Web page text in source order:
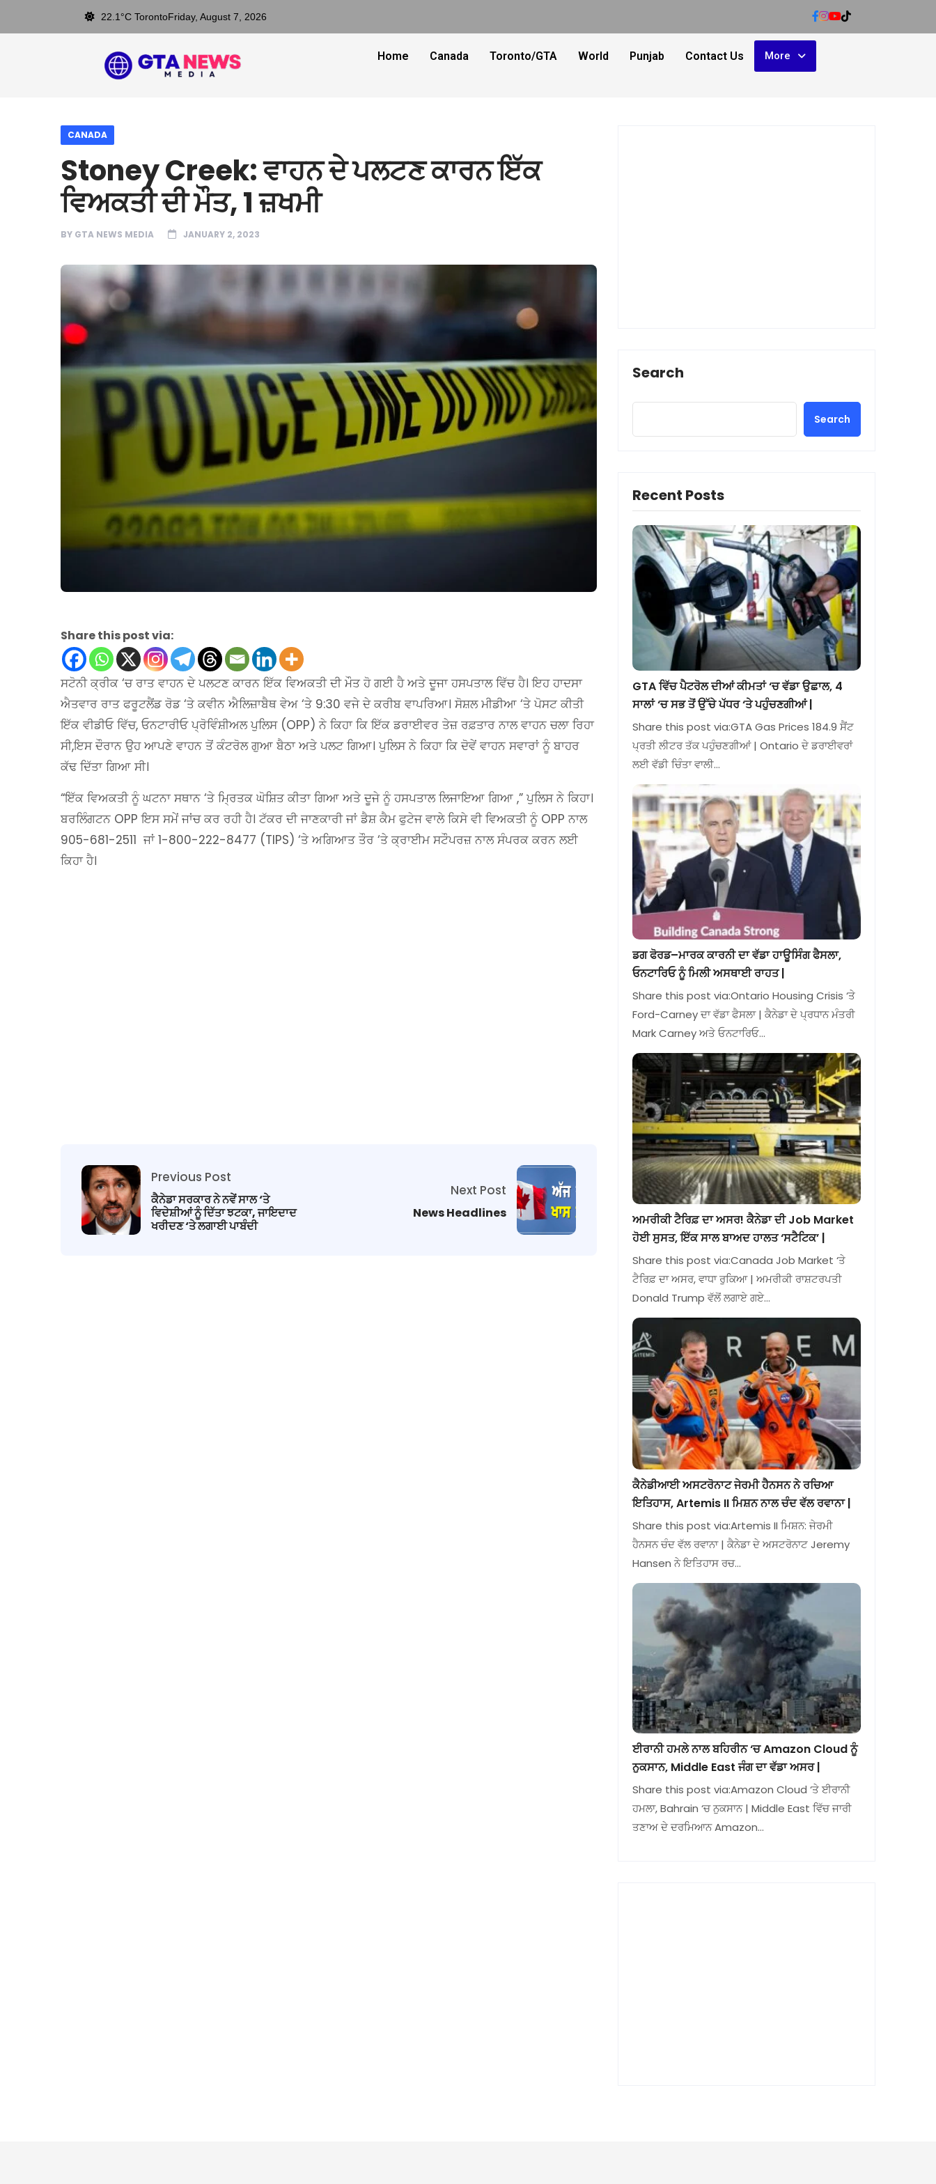
22.1°C TorontoFriday, August 7, 2026
Home Canada Toronto/GTA World Punjab Contact Us More
CANADA
Stoney Creek: ਵਾਹਨ ਦੇ ਪਲਟਣ ਕਾਰਨ ਇੱਕ
ਵਿਅਕਤੀ ਦੀ ਮੌਤ, 1 ਜ਼ਖਮੀ
BY GTA NEWS MEDIA JANUARY 2, 2023
Share this post via:
ਸਟੋਨੀ ਕ੍ਰੀਕ ‘ਚ ਰਾਤ ਵਾਹਨ ਦੇ ਪਲਟਣ ਕਾਰਨ ਇੱਕ ਵਿਅਕਤੀ ਦੀ ਮੌਤ ਹੋ ਗਈ ਹੈ ਅਤੇ ਦੂਜਾ ਹਸਪਤਾਲ ਵਿੱਚ ਹੈ। ਇਹ ਹਾਦਸਾ
ਐਤਵਾਰ ਰਾਤ ਫਰੂਟਲੈਂਡ ਰੋਡ ‘ਤੇ ਕਵੀਨ ਐਲਿਜ਼ਾਬੈਥ ਵੇਅ ‘ਤੇ 9:30 ਵਜੇ ਦੇ ਕਰੀਬ ਵਾਪਰਿਆ। ਸੋਸ਼ਲ ਮੀਡੀਆ ‘ਤੇ ਪੋਸਟ ਕੀਤੀ
ਇੱਕ ਵੀਡੀਓ ਵਿੱਚ, ਓਨਟਾਰੀਓ ਪ੍ਰੋਵਿੰਸ਼ੀਅਲ ਪੁਲਿਸ (OPP) ਨੇ ਕਿਹਾ ਕਿ ਇੱਕ ਡਰਾਈਵਰ ਤੇਜ਼ ਰਫ਼ਤਾਰ ਨਾਲ ਵਾਹਨ ਚਲਾ ਰਿਹਾ
ਸੀ,ਇਸ ਦੌਰਾਨ ਉਹ ਆਪਣੇ ਵਾਹਨ ਤੋਂ ਕੰਟਰੋਲ ਗੁਆ ਬੈਠਾ ਅਤੇ ਪਲਟ ਗਿਆ। ਪੁਲਿਸ ਨੇ ਕਿਹਾ ਕਿ ਦੋਵੇਂ ਵਾਹਨ ਸਵਾਰਾਂ ਨੂੰ ਬਾਹਰ
ਕੱਢ ਦਿੱਤਾ ਗਿਆ ਸੀ।
“ਇੱਕ ਵਿਅਕਤੀ ਨੂੰ ਘਟਨਾ ਸਥਾਨ ‘ਤੇ ਮ੍ਰਿਤਕ ਘੋਸ਼ਿਤ ਕੀਤਾ ਗਿਆ ਅਤੇ ਦੂਜੇ ਨੂੰ ਹਸਪਤਾਲ ਲਿਜਾਇਆ ਗਿਆ ,” ਪੁਲਿਸ ਨੇ ਕਿਹਾ।
ਬਰਲਿੰਗਟਨ OPP ਇਸ ਸਮੇਂ ਜਾਂਚ ਕਰ ਰਹੀ ਹੈ। ਟੱਕਰ ਦੀ ਜਾਣਕਾਰੀ ਜਾਂ ਡੈਸ਼ ਕੈਮ ਫੁਟੇਜ ਵਾਲੇ ਕਿਸੇ ਵੀ ਵਿਅਕਤੀ ਨੂੰ OPP ਨਾਲ
905-681-2511 ਜਾਂ 1-800-222-8477 (TIPS) ‘ਤੇ ਅਗਿਆਤ ਤੌਰ ‘ਤੇ ਕ੍ਰਾਈਮ ਸਟੌਪਰਜ਼ ਨਾਲ ਸੰਪਰਕ ਕਰਨ ਲਈ
ਕਿਹਾ ਹੈ।
Previous Post
ਕੈਨੇਡਾ ਸਰਕਾਰ ਨੇ ਨਵੇਂ ਸਾਲ ‘ਤੇ
ਵਿਦੇਸ਼ੀਆਂ ਨੂੰ ਦਿੱਤਾ ਝਟਕਾ, ਜਾਇਦਾਦ
ਖਰੀਦਣ ‘ਤੇ ਲਗਾਈ ਪਾਬੰਦੀ
Next Post
News Headlines
Search
Search
Recent Posts
GTA ਵਿੱਚ ਪੈਟਰੋਲ ਦੀਆਂ ਕੀਮਤਾਂ ‘ਚ ਵੱਡਾ ਉਛਾਲ, 4
ਸਾਲਾਂ ‘ਚ ਸਭ ਤੋਂ ਉੱਚੇ ਪੱਧਰ ‘ਤੇ ਪਹੁੰਚਣਗੀਆਂ |
Share this post via:GTA Gas Prices 184.9 ਸੈਂਟ
ਪ੍ਰਤੀ ਲੀਟਰ ਤੱਕ ਪਹੁੰਚਣਗੀਆਂ | Ontario ਦੇ ਡਰਾਈਵਰਾਂ
ਲਈ ਵੱਡੀ ਚਿੰਤਾ ਵਾਲੀ…
ਡਗ ਫੋਰਡ–ਮਾਰਕ ਕਾਰਨੀ ਦਾ ਵੱਡਾ ਹਾਊਸਿੰਗ ਫੈਸਲਾ,
ਓਨਟਾਰਿਓ ਨੂੰ ਮਿਲੀ ਅਸਥਾਈ ਰਾਹਤ |
Share this post via:Ontario Housing Crisis ‘ਤੇ
Ford-Carney ਦਾ ਵੱਡਾ ਫੈਸਲਾ | ਕੈਨੇਡਾ ਦੇ ਪ੍ਰਧਾਨ ਮੰਤਰੀ
Mark Carney ਅਤੇ ਓਨਟਾਰਿਓ…
ਅਮਰੀਕੀ ਟੈਰਿਫ਼ ਦਾ ਅਸਰ! ਕੈਨੇਡਾ ਦੀ Job Market
ਹੋਈ ਸੁਸਤ, ਇੱਕ ਸਾਲ ਬਾਅਦ ਹਾਲਤ ‘ਸਟੈਟਿਕ’ |
Share this post via:Canada Job Market ‘ਤੇ
ਟੈਰਿਫ਼ ਦਾ ਅਸਰ, ਵਾਧਾ ਰੁਕਿਆ | ਅਮਰੀਕੀ ਰਾਸ਼ਟਰਪਤੀ
Donald Trump ਵੱਲੋਂ ਲਗਾਏ ਗਏ…
ਕੈਨੇਡੀਆਈ ਅਸਟਰੋਨਾਟ ਜੇਰਮੀ ਹੈਨਸਨ ਨੇ ਰਚਿਆ
ਇਤਿਹਾਸ, Artemis II ਮਿਸ਼ਨ ਨਾਲ ਚੰਦ ਵੱਲ ਰਵਾਨਾ |
Share this post via:Artemis II ਮਿਸ਼ਨ: ਜੇਰਮੀ
ਹੈਨਸਨ ਚੰਦ ਵੱਲ ਰਵਾਨਾ | ਕੈਨੇਡਾ ਦੇ ਅਸਟਰੋਨਾਟ Jeremy
Hansen ਨੇ ਇਤਿਹਾਸ ਰਚ…
ਈਰਾਨੀ ਹਮਲੇ ਨਾਲ ਬਹਿਰੀਨ ‘ਚ Amazon Cloud ਨੂੰ
ਨੁਕਸਾਨ, Middle East ਜੰਗ ਦਾ ਵੱਡਾ ਅਸਰ |
Share this post via:Amazon Cloud ‘ਤੇ ਈਰਾਨੀ
ਹਮਲਾ, Bahrain ‘ਚ ਨੁਕਸਾਨ | Middle East ਵਿੱਚ ਜਾਰੀ
ਤਣਾਅ ਦੇ ਦਰਮਿਆਨ Amazon…